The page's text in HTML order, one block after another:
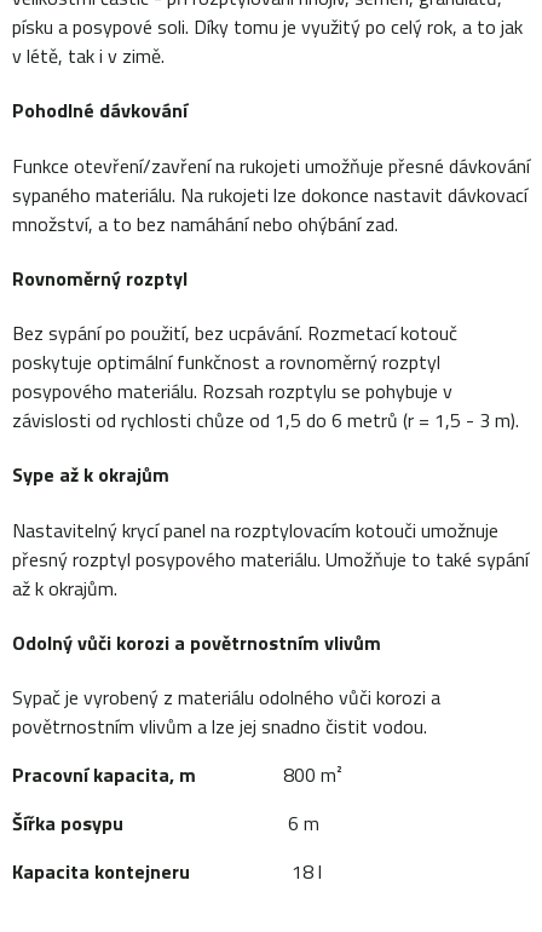
písku a posypové soli. Díky tomu je využitý po celý rok, a to jak
v létě, tak i v zimě.
Pohodlné dávkování
Funkce otevření/zavření na rukojeti umožňuje přesné dávkování
sypaného materiálu. Na rukojeti lze dokonce nastavit dávkovací
množství, a to bez namáhání nebo ohýbání zad.
Rovnoměrný rozptyl
Bez sypání po použití, bez ucpávání. Rozmetací kotouč
poskytuje optimální funkčnost a rovnoměrný rozptyl
posypového materiálu. Rozsah rozptylu se pohybuje v
závislosti od rychlosti chůze od 1,5 do 6 metrů (r = 1,5 - 3 m).
Sype až k okrajům
Nastavitelný krycí panel na rozptylovacím kotouči umožnuje
přesný rozptyl posypového materiálu. Umožňuje to také sypání
až k okrajům.
Odolný vůči korozi a povětrnostním vlivům
Sypač je vyrobený z materiálu odolného vůči korozi a
povětrnostním vlivům a lze jej snadno čistit vodou.
Pracovní kapacita, m
800 m²
Šířka posypu
6 m
Kapacita kontejneru
18 l